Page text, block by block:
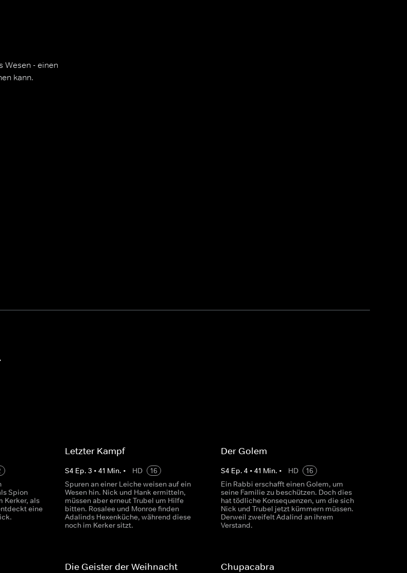
Wesen - einen
kann.
Spion
Kerker, als
eine
Letzter Kampf
S4 Ep. 3 • 41 Min. • HD
16
Spuren an einer Leiche weisen auf ein
Wesen hin. Nick und Hank ermitteln,
müssen aber erneut Trubel um Hilfe
bitten. Rosalee und Monroe finden
Adalinds Hexenküche, während diese
noch im Kerker sitzt.
Der Golem
S4 Ep. 4 • 41 Min. • HD
16
Ein Rabbi erschafft einen Golem, um
seine Familie zu beschützen. Doch dies
hat tödliche Konsequenzen, um die sich
Nick und Trubel jetzt kümmern müssen.
Derweil zweifelt Adalind an ihrem
Verstand.
Die Geister der Weihnacht Chupacabra